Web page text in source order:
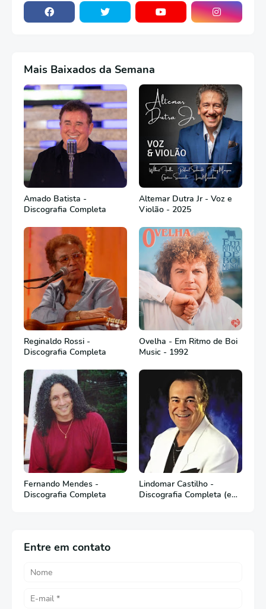
Mais Baixados da Semana
Amado Batista -
Discografia Completa
Altemar Dutra Jr - Voz e
Violão - 2025
Reginaldo Rossi -
Discografia Completa
Ovelha - Em Ritmo de Boi
Music - 1992
Fernando Mendes -
Discografia Completa
Lindomar Castilho -
Discografia Completa (em
Entre em contato